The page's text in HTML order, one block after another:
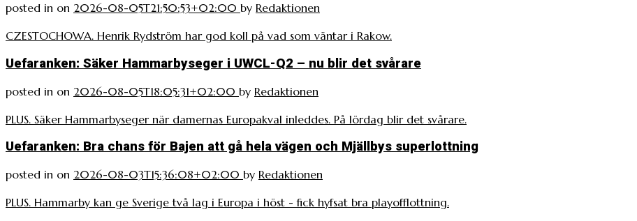
posted in on 2026-08-05T21:50:53+02:00 by Redaktionen
CZESTOCHOWA. Henrik Rydström har god koll på vad som väntar i Rakow.
Uefaranken: Säker Hammarbyseger i UWCL-Q2 – nu blir det svårare
posted in on 2026-08-05T18:05:31+02:00 by Redaktionen
PLUS. Säker Hammarbyseger när damernas Europakval inleddes. På lördag blir det svårare.
Uefaranken: Bra chans för Bajen att gå hela vägen och Mjällbys superlottning
posted in on 2026-08-03T15:36:08+02:00 by Redaktionen
PLUS. Hammarby kan ge Sverige två lag i Europa i höst - fick hyfsat bra playofflottning.